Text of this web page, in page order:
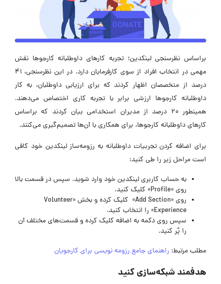
براساس نظرسنجی لینکدین؛ تجربه کارهای داوطلبانه‌ کارجوها نقش
مهمی در انتخاب افراد از سوی کارفرمایان دارد. در این نظرسنجی، 41
درصد از متخصصان اظهار کردند که برای ارزیابی داوطلبان، به کار
داوطلبانه کارجوها ارزشی برابر با تجربه کاری اختصاص می‌دهند.
همینطور 20 درصد از مدیران استخدامی بیان کردند که براساس
کارهای داوطلبانه کارجوها، برای همکاری با آن‌ها تصمیم‌گیری می‌کنند.
برای اضافه کردن تجربیات داوطلبانه به رزومه‌ساز لینکدین خود کافی
است مراحل زیر را طی کنید:
به حساب کاربری لینکدین خود وارد شوید. سپس در قسمت بالا
روی «Profile» کلیک کنید.
روی «Add Section» کلیک کرده و بخش «Volunteer
Experience» را انتخاب کنید.
سپس روی دکمه به اضافه کلیک کرده و قسمت‌های مختلف آن
را پٌر کنید.
مطلب مرتبط: راهنمای جامع رزومه نویسی برای کارجویان
هدفمند شبکه‌سازی کنید